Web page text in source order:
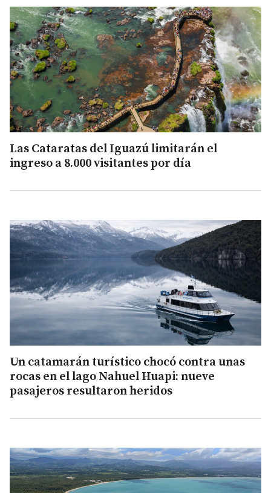
Las Cataratas del Iguazú limitarán el
ingreso a 8.000 visitantes por día
Un catamarán turístico chocó contra unas
rocas en el lago Nahuel Huapi: nueve
pasajeros resultaron heridos